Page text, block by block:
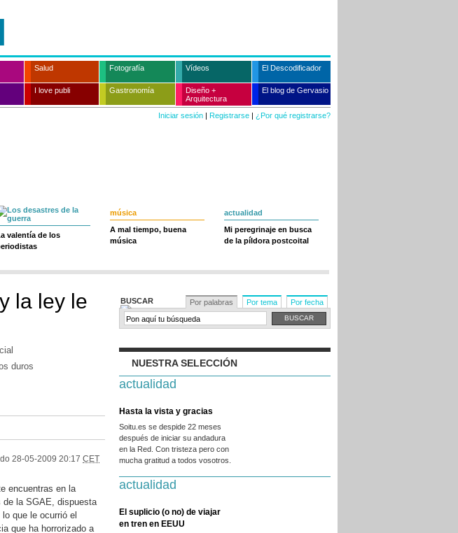
Salud Fotografía Vídeos El Descodificador
I love publi Gastronomía
Diseño +
Arquitectura
El blog de Gervasio
Iniciar sesión | Registrarse | ¿Por qué registrarse?
valentía de los
música
A mal tiempo, buena
música
actualidad
Mi peregrinaje en busca
de la píldora postcoital
la ley le
duros
28-05-2009 20:17 CET
encuentras en la
de la SGAE, dispuesta
que le ocurrió el
que ha horrorizado a
BUSCAR Por palabras Por tema Por fecha
NUESTRA SELECCIÓN
actualidad
Hasta la vista y gracias
Soitu.es se despide 22 meses
después de iniciar su andadura
en la Red. Con tristeza pero con
mucha gratitud a todos vosotros.
actualidad
El suplicio (o no) de viajar
en tren en EEUU